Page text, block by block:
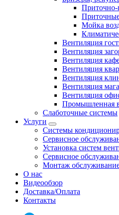
Приточно-
Мойка
Вентиляция
Вентиляция
Вентиляция
Вентиляция
Вентиляция
Вентиляция
Вентиляция
Промышленная
Слаботочные системы
Услуги
Системы
Сервисное
Установка систем
Сервисное
Монтаж
О нас
Видеообзор
Доставка/Оплата
Контакты